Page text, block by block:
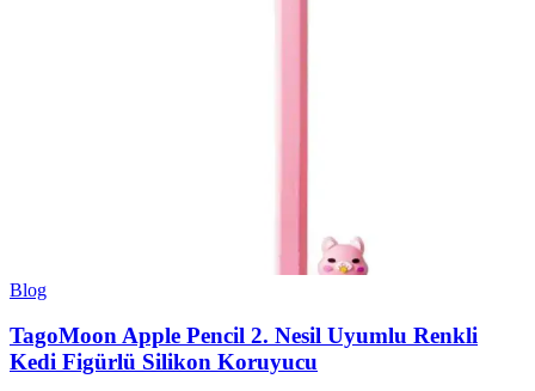
Blog
TagoMoon Apple Pencil 2. Nesil Uyumlu Renkli
Kedi Figürlü Silikon Koruyucu